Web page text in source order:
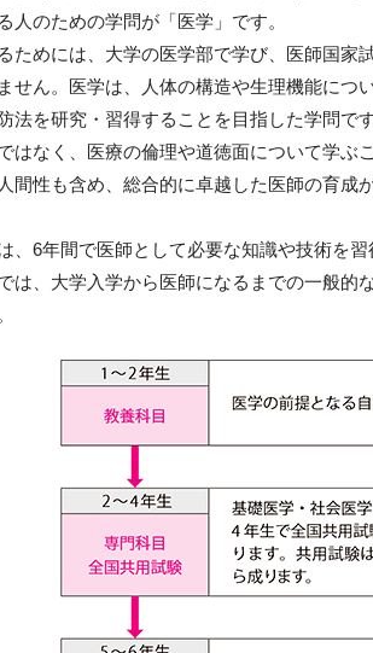
人のための学問が「医学」です。
ためには、大学の医学部で学び、医師国家
せん。医学は、人体の構造や生理機能につ
法を研究・習得することを目指した学問で
はなく、医療の倫理や道徳面について学ぶ
間性も含め、総合的に卓越した医師の育成
、6年間で医師として必要な知識や技術を習
は、大学入学から医師になるまでの一般的